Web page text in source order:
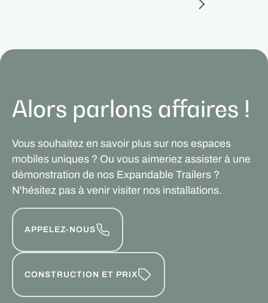
Alors parlons affaires !
Vous souhaitez en savoir plus sur nos espaces
mobiles uniques ? Ou vous aimeriez assister à une
démonstration de nos Expandable Trailers ?
N'hésitez pas à venir visiter nos installations.
APPELEZ-NOUS
CONSTRUCTION ET PRIX